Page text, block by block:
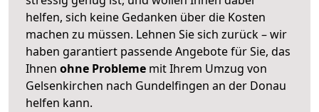
helfen, sich keine Gedanken über die Kosten
machen zu müssen. Lehnen Sie sich zurück – wir
haben garantiert passende Angebote für Sie, das
Ihnen ohne Probleme mit Ihrem Umzug von
Gelsenkirchen nach Gundelfingen an der Donau
helfen kann.